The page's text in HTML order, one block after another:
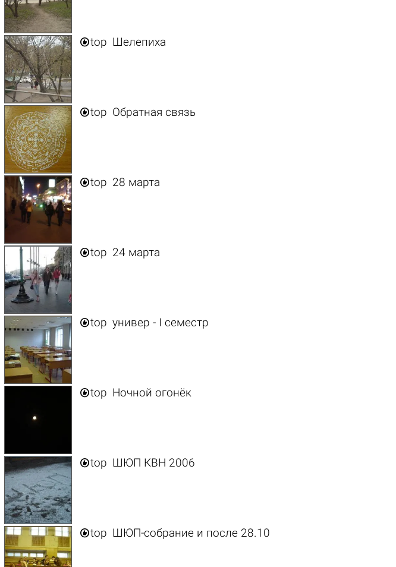
top Шелепиха
top Обратная связь
top 28 марта
top 24 марта
top универ - I семестр
top Ночной огонёк
top ШЮП КВН 2006
top ШЮП-собрание и после 28.10